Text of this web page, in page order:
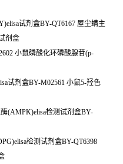
试剂盒BY-QT6167 屋尘螨主
剂盒
小鼠磷酸化环磷酸腺苷(p-
试剂盒BY-M02561 小鼠5-羟色
(AMPK)elisa检测试剂盒BY-
检测试剂盒BY-QT6398